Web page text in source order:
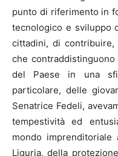
punto di riferimento in
tecnologico e sviluppo
cittadini, di
che
del Paese in una
particolare, delle
Senatrice Fedeli,
tempestività ed
mondo
Liguria, della